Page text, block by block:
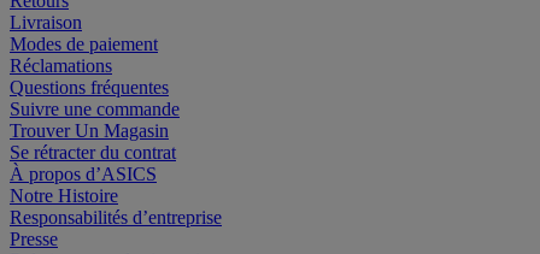
Livraison
Modes de paiement
Réclamations
Questions fréquentes
Suivre une commande
Trouver Un Magasin
Se rétracter du contrat
À propos d’ASICS
Notre Histoire
Responsabilités d’entreprise
Presse